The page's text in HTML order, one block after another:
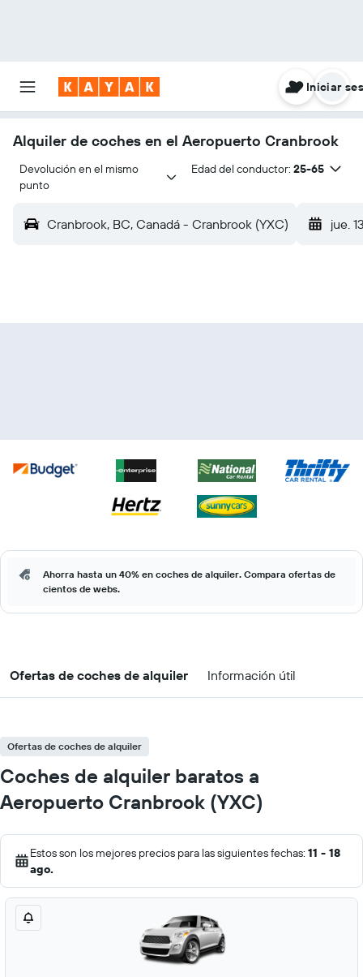
Iniciar
Alquiler de coches en el Aeropuerto Cranbrook
Devolución en el mismo
punto
Edad del conductor: 25-65
Cranbrook, BC, Canadá - Cranbrook (YXC) jue.
Ahorra hasta un 40% en coches de alquiler. Compara ofertas de
cientos de webs.
Ofertas de coches de alquiler Información útil
Ofertas de coches de alquiler
Coches de alquiler baratos a
Aeropuerto Cranbrook (YXC)
Estos son los mejores precios para las siguientes fechas: 11 - 18
ago.